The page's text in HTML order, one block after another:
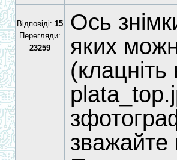
Відповіді: 15
Перегляди:
23259
Ось
яких